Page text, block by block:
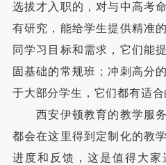
选拔才入职的，对与中高考
有研究，能给学生提供精准
同学习目标和需求，它们能
固基础的常规班；冲刺高分
于大部分学生，它们都有适合
西安伊顿教育的教学服务
都会在这里得到定制化的教
进度和反馈，这是值得大家